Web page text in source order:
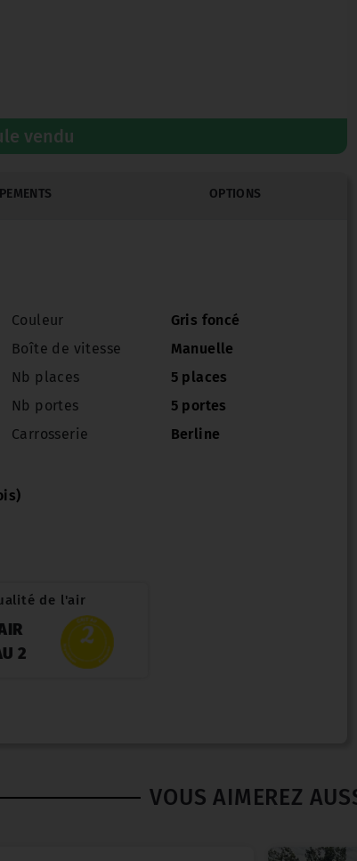
vendu
OPTIONS
Couleur
Gris foncé
Boîte de vitesse
Manuelle
Nb places
5 places
Nb portes
5 portes
Carrosserie
Berline
de l'air
2
VOUS AIMEREZ